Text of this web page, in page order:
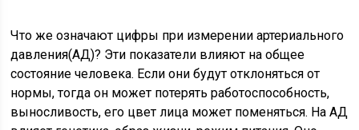
Что же означают цифры при измерении артериального
давления(АД)? Эти показатели влияют на общее
состояние человека. Если они будут отклоняться от
нормы, тогда он может потерять работоспособность,
выносливость, его цвет лица может поменяться. На АД